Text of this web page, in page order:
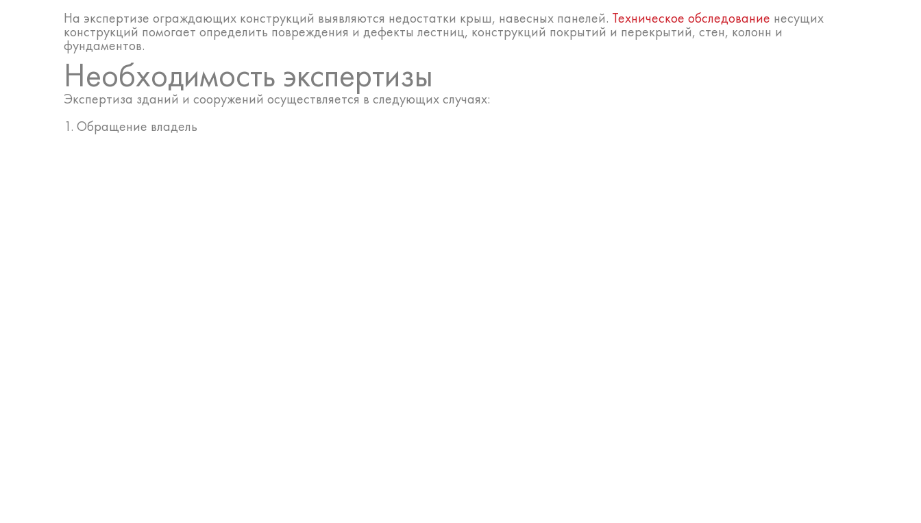
На экспертизе ограждающих конструкций выявляются недостатки крыш, навесных панелей. Техническое обследование несущих
конструкций помогает определить повреждения и дефекты лестниц, конструкций покрытий и перекрытий, стен, колонн и
фундаментов.
Необходимость экспертизы
Экспертиза зданий и сооружений осуществляется в следующих случаях:
1. Обращение владель